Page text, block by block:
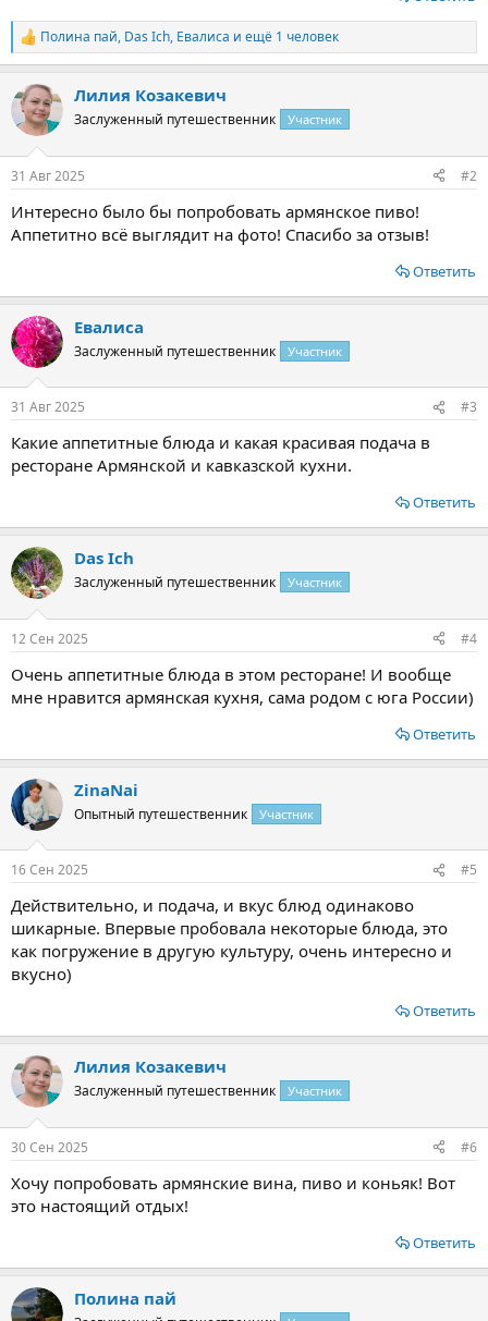
Р
е
к
ц
и
Полина пай, Das Ich, Евалиса и ещё 1 человек
Лилия Козакевич
Заслуженный путешественник Участник
31 Авг 2025 #2
Интересно было бы попробовать армянское пиво!
Аппетитно всё выглядит на фото! Спасибо за отзыв!
Ответить
Евалиса
Заслуженный путешественник Участник
31 Авг 2025 #3
Какие аппетитные блюда и какая красивая подача в
ресторане Армянской и кавказской кухни.
Ответить
Das Ich
Заслуженный путешественник Участник
12 Сен 2025 #4
Очень аппетитные блюда в этом ресторане! И вообще
мне нравится армянская кухня, сама родом с юга России)
Ответить
ZinaNai
Опытный путешественник Участник
16 Сен 2025 #5
Действительно, и подача, и вкус блюд одинаково
шикарные. Впервые пробовала некоторые блюда, это
как погружение в другую культуру, очень интересно и
вкусно)
Ответить
Лилия Козакевич
Заслуженный путешественник Участник
30 Сен 2025 #6
Хочу попробовать армянские вина, пиво и коньяк! Вот
это настоящий отдых!
Ответить
Полина пай